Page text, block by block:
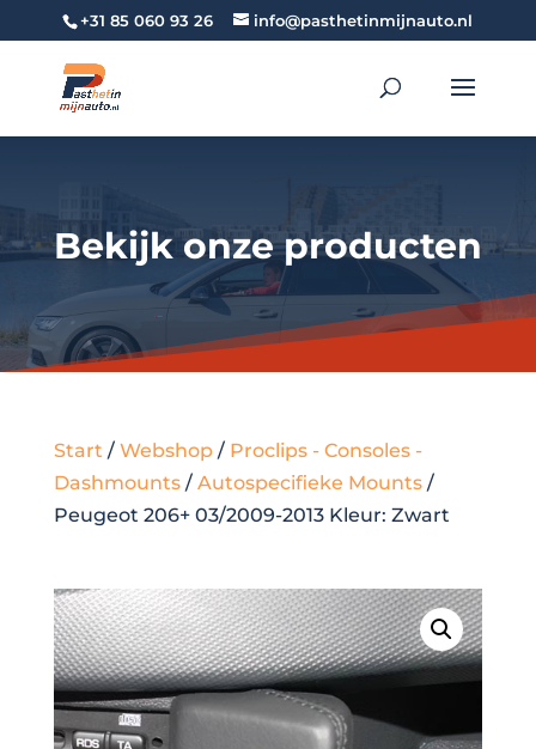
+31 85 060 93 26 info@pasthetinmijnauto.nl
Bekijk onze producten
Start / Webshop/ Proclips - Consoles -
Dashmounts/ Autospecifieke Mounts/
Peugeot 206+ 03/2009-2013 Kleur: Zwart